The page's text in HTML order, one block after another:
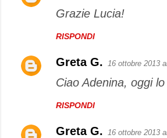
Grazie Lucia!
RISPONDI
Greta G. 16 ottobre 2013
Ciao Adenina, oggi
RISPONDI
Greta G. 16 ottobre 2013